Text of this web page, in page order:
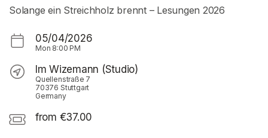
Solange ein Streichholz brennt – Lesungen 2026
05/04/2026
Mon 8:00 PM
Im Wizemann (Studio)
Quellenstraße 7
70376 Stuttgart
Germany
from €37.00